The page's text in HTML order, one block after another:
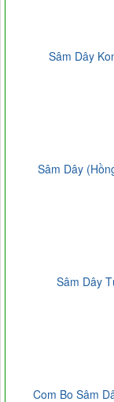
Sâm Dây
Sâm Dây
Sâm Dây
Com Bo Sâm